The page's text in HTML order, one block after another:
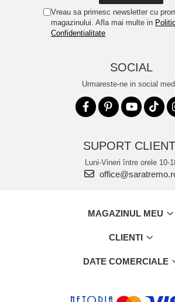
Vreau sa primesc newsletter cu
magazinului. Afla mai multe in
Confidentialitate
SOCIAL
Urmareste-ne in social
SUPORT
Luni-Vineri între orele 10-
MAGAZINUL MEU
CLIENTI
DATE COMERCIALE